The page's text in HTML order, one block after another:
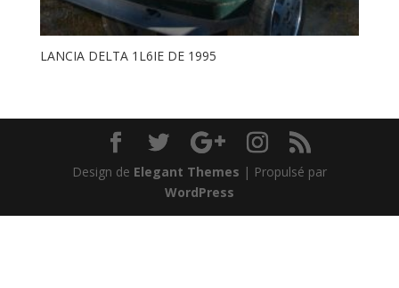
LANCIA DELTA 1L6IE DE 1995
Design de Elegant Themes | Propulsé par
WordPress